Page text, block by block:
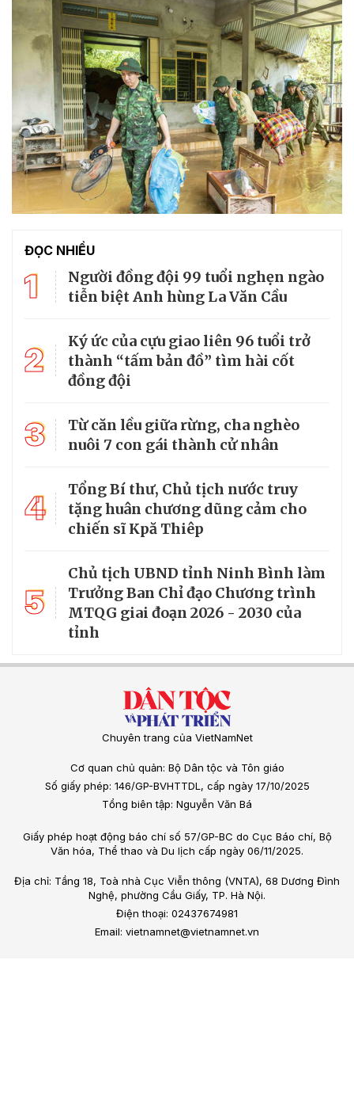
ĐỌC NHIỀU
1
Người đồng đội 99 tuổi nghẹn ngào
tiễn biệt Anh hùng La Văn Cầu
2
Ký ức của cựu giao liên 96 tuổi trở
thành “tấm bản đồ” tìm hài cốt
đồng đội
3
Từ căn lều giữa rừng, cha nghèo
nuôi 7 con gái thành cử nhân
4
Tổng Bí thư, Chủ tịch nước truy
tặng huân chương dũng cảm cho
chiến sĩ Kpă Thiêp
5
Chủ tịch UBND tỉnh Ninh Bình làm
Trưởng Ban Chỉ đạo Chương trình
MTQG giai đoạn 2026 - 2030 của
tỉnh
Chuyên trang của VietNamNet
Cơ quan chủ quản: Bộ Dân tộc và Tôn giáo
Số giấy phép: 146/GP-BVHTTDL, cấp ngày 17/10/2025
Tổng biên tập: Nguyễn Văn Bá
Giấy phép hoạt động báo chí số 57/GP-BC do Cục Báo chí, Bộ
Văn hóa, Thể thao và Du lịch cấp ngày 06/11/2025.
Địa chỉ: Tầng 18, Toà nhà Cục Viễn thông (VNTA), 68 Dương Đình
Nghệ, phường Cầu Giấy, TP. Hà Nội.
Điện thoại: 02437674981
Email: vietnamnet@vietnamnet.vn